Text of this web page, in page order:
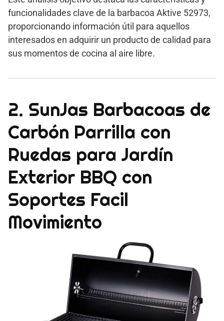
funcionalidades clave de la barbacoa Aktive 52973,
proporcionando información útil para aquellos
interesados en adquirir un producto de calidad para
sus momentos de cocina al aire libre.
2. SunJas Barbacoas de
Carbón Parrilla con
Ruedas para Jardín
Exterior BBQ con
Soportes Facil
Movimiento